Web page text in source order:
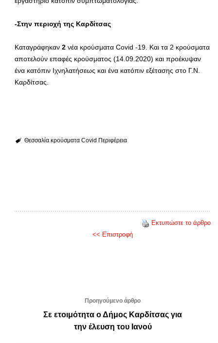
-Στην περιοχή της Καρδίτσας
Καταγράφηκαν 2 νέα κρούσματα Covid -19. Και τα 2 κρούσματα
αποτελούν επαφές κρούσματος (14.09.2020) και προέκυψαν
ένα κατόπιν Ιχνηλατήσεως και ένα κατόπιν εξέτασης στο Γ.Ν.
Καρδίτσας.
Θεσσαλία κρούσματα Covid Περιφέρεια
Εκτυπώστε το άρθρο
<< Επιστροφή
Προηγούμενο άρθρο
Σε ετοιμότητα ο Δήμος Καρδίτσας για
την έλευση του Ιανού